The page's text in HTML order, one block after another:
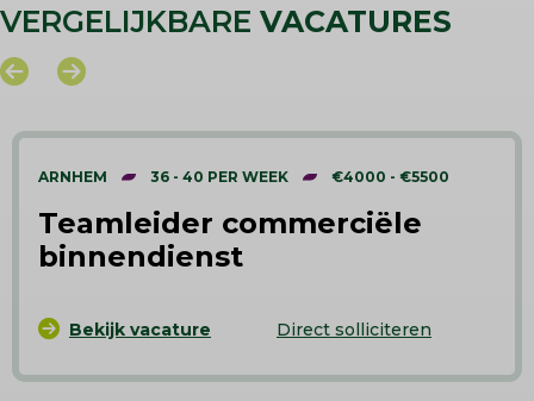
VERGELIJKBARE VACATURES
ARNHEM 36 - 40 PER WEEK €4000 - €5500
Teamleider commerciële
binnendienst
Bekijk vacature Direct solliciteren